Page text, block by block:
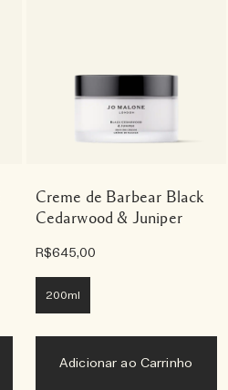
Creme de Barbear Black
Cedarwood & Juniper
R$645,00
200ml
Adicionar ao Carrinho